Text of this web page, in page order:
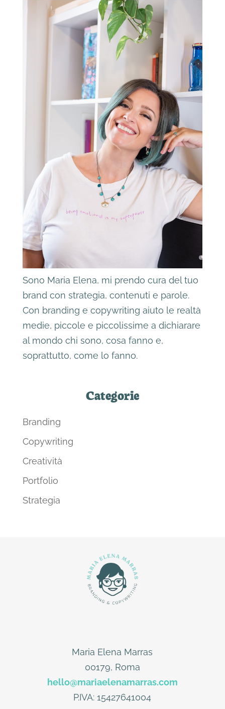
Sono Maria Elena, mi prendo cura del tuo
brand con strategia, contenuti e parole.
Con branding e copywriting aiuto le realtà
medie, piccole e piccolissime a dichiarare
al mondo chi sono, cosa fanno e,
soprattutto, come lo fanno.
Categorie
Branding
Copywriting
Creatività
Portfolio
Strategia
Maria Elena Marras
00179, Roma
hello@mariaelenamarras.com
P.IVA: 15427641004